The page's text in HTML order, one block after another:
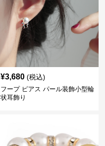
¥3,680 (税込)
フープ ピアス パール装飾小型輪
状耳飾り